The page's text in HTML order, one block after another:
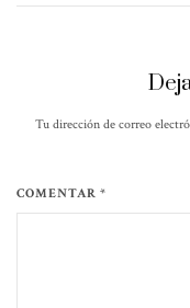
Tu dirección de correo
COMENTAR *